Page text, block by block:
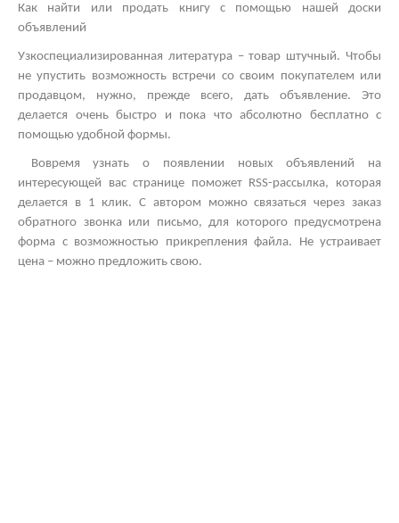
Как найти или продать книгу с помощью нашей доски
объявлений
Узкоспециализированная литература – товар штучный. Чтобы
не упустить возможность встречи со своим покупателем или
продавцом, нужно, прежде всего, дать объявление. Это
делается очень быстро и пока что абсолютно бесплатно с
помощью удобной формы.
Вовремя узнать о появлении новых объявлений на
интересующей вас странице поможет RSS-рассылка, которая
делается в 1 клик. С автором можно связаться через заказ
обратного звонка или письмо, для которого предусмотрена
форма с возможностью прикрепления файла. Не устраивает
цена – можно предложить свою.